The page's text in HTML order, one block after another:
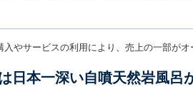
やサービスの利用により、売上の一部がオ
日本一深い自噴天然岩風呂